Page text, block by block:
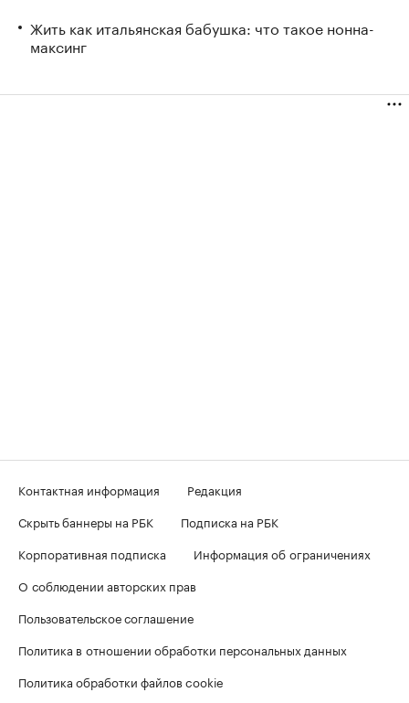
Жить как итальянская бабушка: что такое нонна-
максинг
Контактная информация
Редакция
Скрыть баннеры на РБК
Подписка на РБК
Корпоративная подписка
Информация об ограничениях
О соблюдении авторских прав
Пользовательское соглашение
Политика в отношении обработки персональных данных
Политика обработки файлов cookie